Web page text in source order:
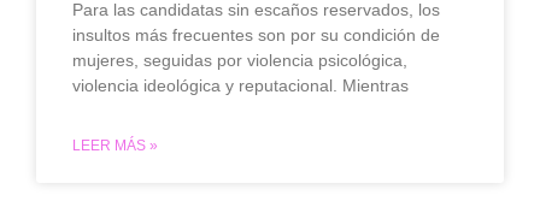
Para las candidatas sin escaños reservados, los
insultos más frecuentes son por su condición de
mujeres, seguidas por violencia psicológica,
violencia ideológica y reputacional. Mientras
LEER MÁS »